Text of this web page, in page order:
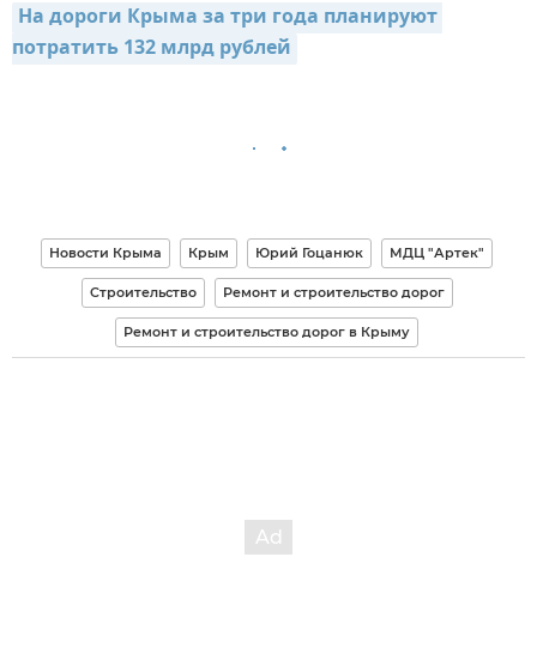
На дороги Крыма за три года планируют
потратить 132 млрд рублей
Новости Крыма Крым Юрий Гоцанюк МДЦ "Артек"
Строительство Ремонт и строительство дорог
Ремонт и строительство дорог в Крыму